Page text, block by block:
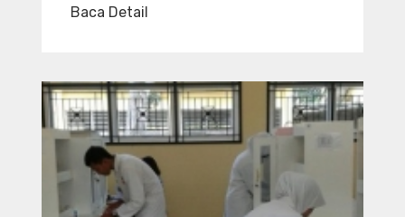
Baca Detail